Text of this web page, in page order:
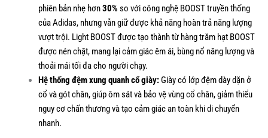
phiên bản nhẹ hơn30% so với công nghệ BOOST truyền thống
của Adidas, nhưng vẫn giữ được khả năng hoàn trả năng lượng
vượt trội. Light BOOST được tạo thành từ hàng trăm hạt BOOST
được nén chặt, mang lại cảm giác êm ái, bùng nổ năng lượng và
thoải mái tối đa cho người chạy.
Hệ thống đệm xung quanh cổ giày:Giày có lớp đệm dày dặn ở
cổ và gót chân, giúp ôm sát và bảo vệ vùng cổ chân, giảm thiểu
nguy cơ chấn thương và tạo cảm giác an toàn khi di chuyển
nhanh.